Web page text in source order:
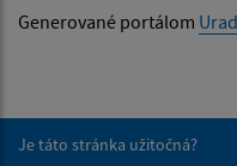
Generované portálom
Je táto stránka užitočná?